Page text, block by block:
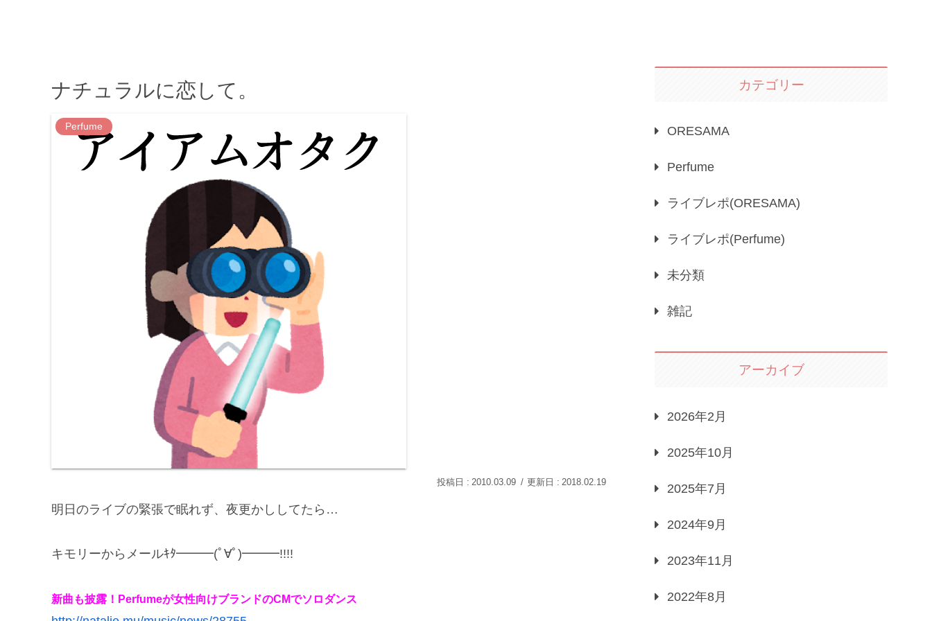
ナチュラルに恋して。
Perfume
2010.03.09 2018.02.19
明日のライブの緊張で眠れず、夜更かししてたら…
キモリーからメールｷﾀ━━━(ﾟ∀ﾟ)━━━!!!!
新曲も披露！Perfumeが女性向けブランドのCMでソロダンス
カテゴリー
ORESAMA
Perfume
ライブレポ(ORESAMA)
ライブレポ(Perfume)
未分類
雑記
アーカイブ
2026年2月
2025年10月
2025年7月
2024年9月
2023年11月
2022年8月